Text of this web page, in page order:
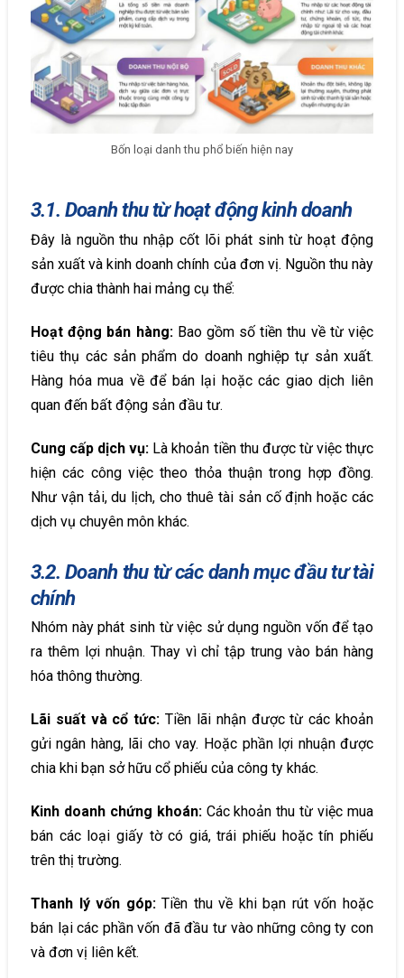
Bốn loại danh thu phổ biến hiện nay
3.1. Doanh thu từ hoạt động kinh doanh
Đây là nguồn thu nhập cốt lõi phát sinh từ hoạt động
sản xuất và kinh doanh chính của đơn vị. Nguồn thu này
được chia thành hai mảng cụ thể:
Hoạt động bán hàng:Bao gồm số tiền thu về từ việc
tiêu thụ các sản phẩm do doanh nghiệp tự sản xuất.
Hàng hóa mua về để bán lại hoặc các giao dịch liên
quan đến bất động sản đầu tư.
Cung cấp dịch vụ: Là khoản tiền thu được từ việc thực
hiện các công việc theo thỏa thuận trong hợp đồng.
Như vận tải, du lịch, cho thuê tài sản cố định hoặc các
dịch vụ chuyên môn khác.
3.2. Doanh thu từ các danh mục đầu tư tài
chính
Nhóm này phát sinh từ việc sử dụng nguồn vốn để tạo
ra thêm lợi nhuận. Thay vì chỉ tập trung vào bán hàng
hóa thông thường.
Lãi suất và cổ tức: Tiền lãi nhận được từ các khoản
gửi ngân hàng, lãi cho vay. Hoặc phần lợi nhuận được
chia khi bạn sở hữu cổ phiếu của công ty khác.
Kinh doanh chứng khoán:Các khoản thu từ việc mua
bán các loại giấy tờ có giá, trái phiếu hoặc tín phiếu
trên thị trường.
Thanh lý vốn góp:Tiền thu về khi bạn rút vốn hoặc
bán lại các phần vốn đã đầu tư vào những công ty con
và đơn vị liên kết.